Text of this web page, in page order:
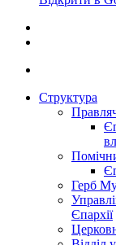
Структура
Герб
Єпархії